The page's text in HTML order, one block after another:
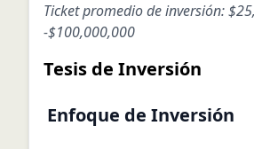
Ticket promedio de inversión:
-$100,000,000
Tesis de Inversión
Enfoque de Inversión